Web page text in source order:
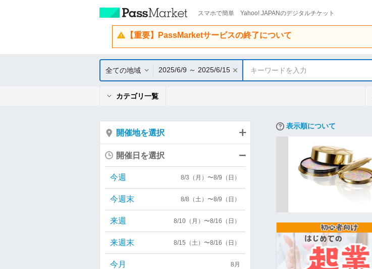
スマホで簡単 Yahoo! JAPANのデジタルチケット
【重要】PassMarketサービスの終了について
全ての地域 2025/6/9 ～ 2025/6/15 キーワードを入力
カテゴリ一覧
表示順について
開催地を選択
開催日を選択
今週 8/3（月）〜8/9（日）
今週末 8/8（土）〜8/9（日）
来週 8/10（月）〜8/16（日）
来週末 8/15（土）〜8/16（日）
今月 8月